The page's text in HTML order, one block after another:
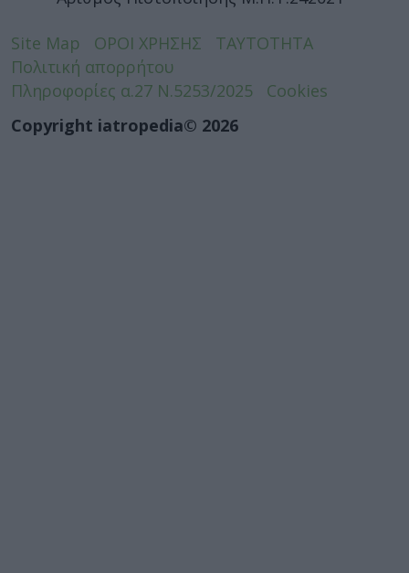
Site Map ΟΡΟΙ ΧΡΗΣΗΣ
ΤΑΥΤΟΤΗΤΑ
Πολιτική απορρήτου
Πληροφορίες α.27 Ν.5253/2025
Cookies
Copyright iatropedia© 2026